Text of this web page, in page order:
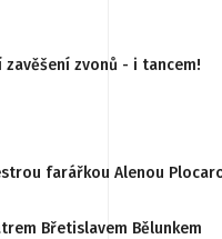
zavěšení zvonů - i tancem!
farářkou Alenou
Břetislavem Bělunkem